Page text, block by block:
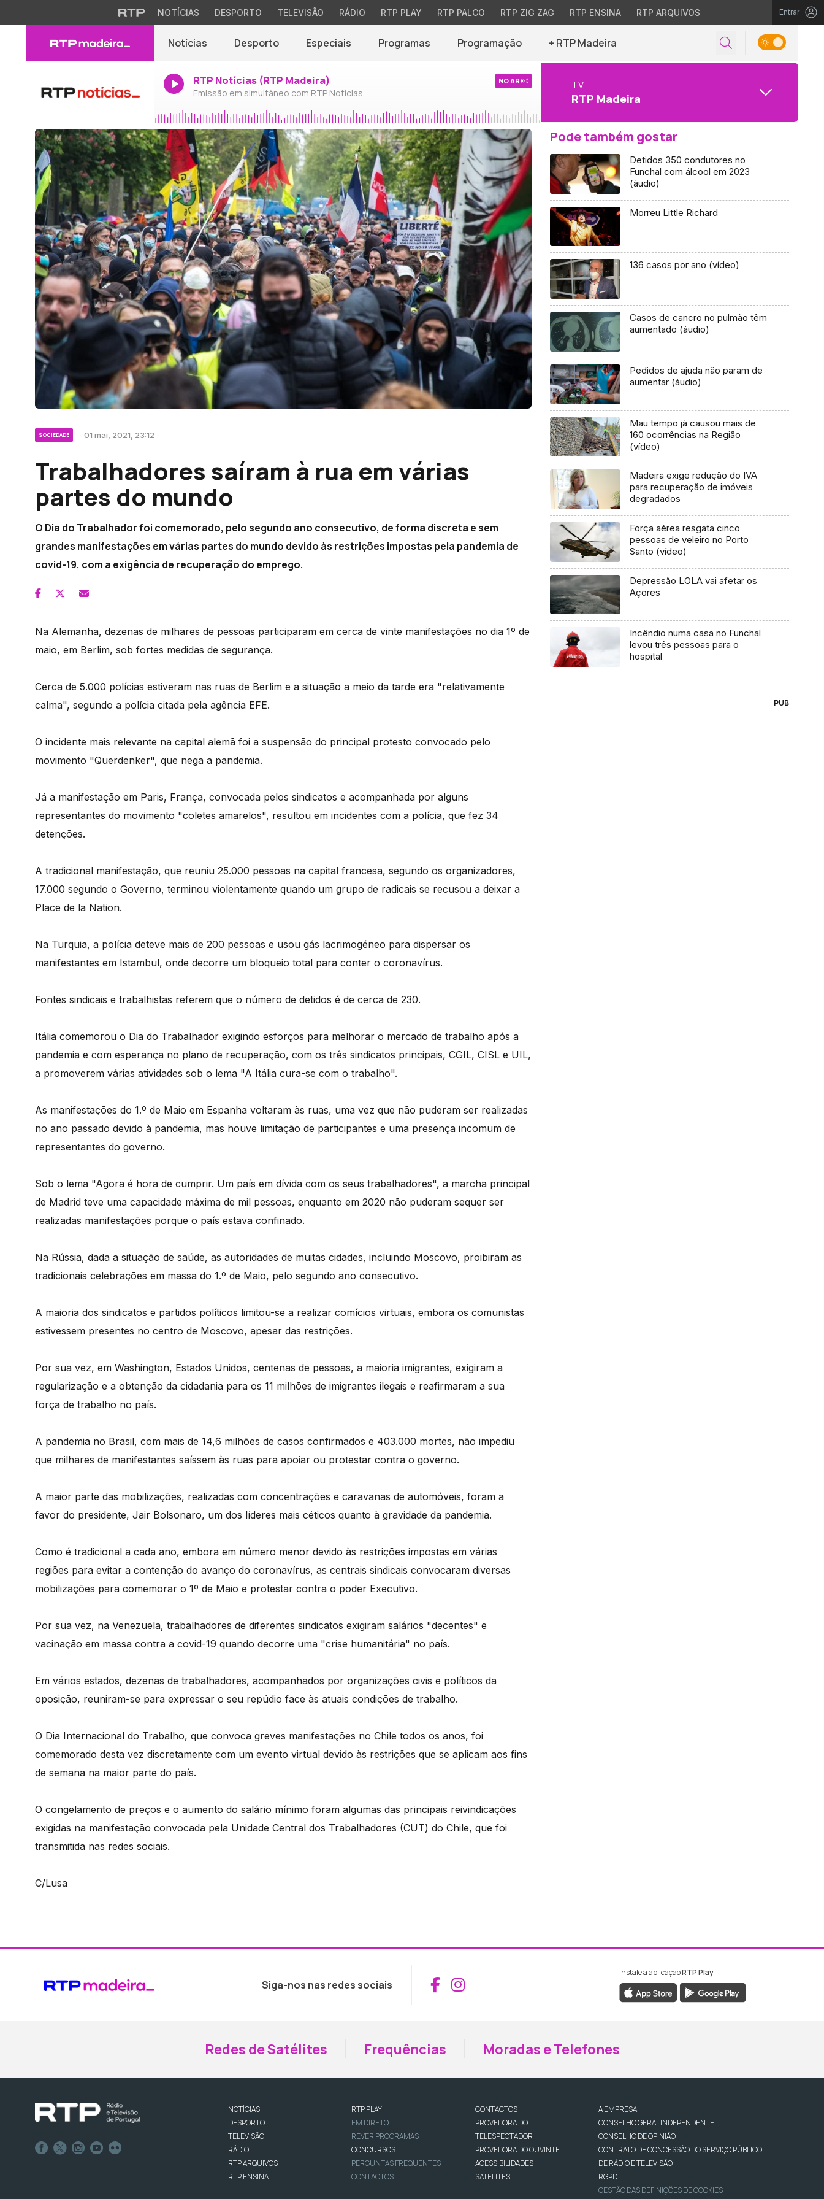
NOTÍCIAS DESPORTO TELEVISÃO RÁDIO RTP PLAY RTP PALCO RTP ZIG ZAG RTP ENSINA RTP ARQUIVOS Entrar
Notícias Desporto Especiais Programas Programação + RTP Madeira
RTP Notícias (RTP Madeira)
Emissão em simultâneo com RTP Notícias
NO AR TV
RTP Madeira
SOCIEDADE 01 mai, 2021, 23:12
Trabalhadores saíram à rua em várias
partes do mundo
O Dia do Trabalhador foi comemorado, pelo segundo ano consecutivo, de forma discreta e sem
grandes manifestações em várias partes do mundo devido às restrições impostas pela pandemia de
covid-19, com a exigência de recuperação do emprego.
Na Alemanha, dezenas de milhares de pessoas participaram em cerca de vinte manifestações no dia 1º de
maio, em Berlim, sob fortes medidas de segurança.
Cerca de 5.000 polícias estiveram nas ruas de Berlim e a situação a meio da tarde era "relativamente
calma", segundo a polícia citada pela agência EFE.
O incidente mais relevante na capital alemã foi a suspensão do principal protesto convocado pelo
movimento "Querdenker", que nega a pandemia.
Já a manifestação em Paris, França, convocada pelos sindicatos e acompanhada por alguns
representantes do movimento "coletes amarelos", resultou em incidentes com a polícia, que fez 34
detenções.
A tradicional manifestação, que reuniu 25.000 pessoas na capital francesa, segundo os organizadores,
17.000 segundo o Governo, terminou violentamente quando um grupo de radicais se recusou a deixar a
Place de la Nation.
Na Turquia, a polícia deteve mais de 200 pessoas e usou gás lacrimogéneo para dispersar os
manifestantes em Istambul, onde decorre um bloqueio total para conter o coronavírus.
Fontes sindicais e trabalhistas referem que o número de detidos é de cerca de 230.
Itália comemorou o Dia do Trabalhador exigindo esforços para melhorar o mercado de trabalho após a
pandemia e com esperança no plano de recuperação, com os três sindicatos principais, CGIL, CISL e UIL,
a promoverem várias atividades sob o lema "A Itália cura-se com o trabalho".
As manifestações do 1.º de Maio em Espanha voltaram às ruas, uma vez que não puderam ser realizadas
no ano passado devido à pandemia, mas houve limitação de participantes e uma presença incomum de
representantes do governo.
Sob o lema "Agora é hora de cumprir. Um país em dívida com os seus trabalhadores", a marcha principal
de Madrid teve uma capacidade máxima de mil pessoas, enquanto em 2020 não puderam sequer ser
realizadas manifestações porque o país estava confinado.
Na Rússia, dada a situação de saúde, as autoridades de muitas cidades, incluindo Moscovo, proibiram as
tradicionais celebrações em massa do 1.º de Maio, pelo segundo ano consecutivo.
A maioria dos sindicatos e partidos políticos limitou-se a realizar comícios virtuais, embora os comunistas
estivessem presentes no centro de Moscovo, apesar das restrições.
Por sua vez, em Washington, Estados Unidos, centenas de pessoas, a maioria imigrantes, exigiram a
regularização e a obtenção da cidadania para os 11 milhões de imigrantes ilegais e reafirmaram a sua
força de trabalho no país.
A pandemia no Brasil, com mais de 14,6 milhões de casos confirmados e 403.000 mortes, não impediu
que milhares de manifestantes saíssem às ruas para apoiar ou protestar contra o governo.
A maior parte das mobilizações, realizadas com concentrações e caravanas de automóveis, foram a
favor do presidente, Jair Bolsonaro, um dos líderes mais céticos quanto à gravidade da pandemia.
Como é tradicional a cada ano, embora em número menor devido às restrições impostas em várias
regiões para evitar a contenção do avanço do coronavírus, as centrais sindicais convocaram diversas
mobilizações para comemorar o 1º de Maio e protestar contra o poder Executivo.
Por sua vez, na Venezuela, trabalhadores de diferentes sindicatos exigiram salários "decentes" e
vacinação em massa contra a covid-19 quando decorre uma "crise humanitária" no país.
Em vários estados, dezenas de trabalhadores, acompanhados por organizações civis e políticos da
oposição, reuniram-se para expressar o seu repúdio face às atuais condições de trabalho.
O Dia Internacional do Trabalho, que convoca greves manifestações no Chile todos os anos, foi
comemorado desta vez discretamente com um evento virtual devido às restrições que se aplicam aos fins
de semana na maior parte do país.
O congelamento de preços e o aumento do salário mínimo foram algumas das principais reivindicações
exigidas na manifestação convocada pela Unidade Central dos Trabalhadores (CUT) do Chile, que foi
transmitida nas redes sociais.
C/Lusa
Pode também gostar
Detidos 350 condutores no
Funchal com álcool em 2023
(áudio)
Morreu Little Richard
136 casos por ano (vídeo)
Casos de cancro no pulmão têm
aumentado (áudio)
Pedidos de ajuda não param de
aumentar (áudio)
Mau tempo já causou mais de
160 ocorrências na Região
(vídeo)
Madeira exige redução do IVA
para recuperação de imóveis
degradados
Força aérea resgata cinco
pessoas de veleiro no Porto
Santo (vídeo)
Depressão LOLA vai afetar os
Açores
Incêndio numa casa no Funchal
levou três pessoas para o
hospital
PUB
Siga-nos nas redes sociais Aceder ao Facebook da RTP Madeira
Aceder ao Instagram da RTP Madeira
Instale a aplicaçãoRTP Play
Redes de Satélites Frequências Moradas e Telefones
NOTÍCIAS
DESPORTO
TELEVISÃO
RÁDIO
RTP ARQUIVOS
RTP ENSINA
RTP PLAY
EM DIRETO
REVER PROGRAMAS
CONCURSOS
PERGUNTAS FREQUENTES
CONTACTOS
CONTACTOS
PROVEDORA DO
TELESPECTADOR
PROVEDORA DO OUVINTE
ACESSIBILIDADES
SATÉLITES
A EMPRESA
CONSELHO GERAL INDEPENDENTE
CONSELHO DE OPINIÃO
CONTRATO DE CONCESSÃO DO SERVIÇO PÚBLICO
DE RÁDIO E TELEVISÃO
RGPD
GESTÃO DAS DEFINIÇÕES DE COOKIES